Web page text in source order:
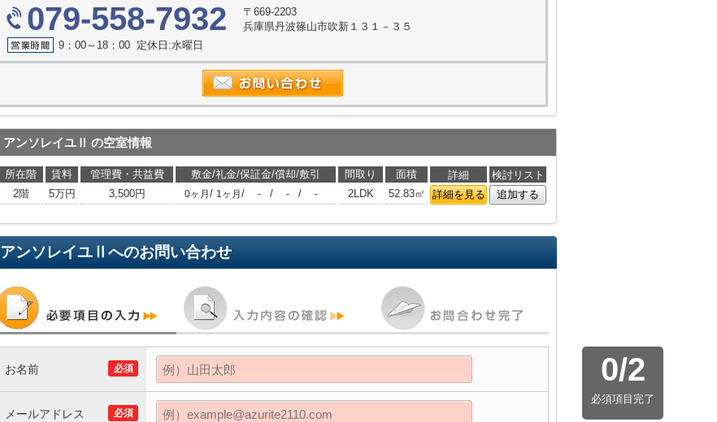
079-558-7932
〒669-2203
兵庫県丹波篠山市吹新１３１－３５
9：00～18：00 定休日:水曜日
アンソレイユⅡ の空室情報
所在階 賃料 管理費・共益費 敷金/礼金/保証金/償却/敷引 間取り 面積 詳細
検討リスト
2階
5万円 3,500円 0ヶ月 / 1ヶ月 / - / - / - 2LDK 52.83㎡ 詳細を見る 追加する
アンソレイユⅡ へのお問い合わせ
0/2
必須項目完了
必須
お名前
必須
メールアドレス